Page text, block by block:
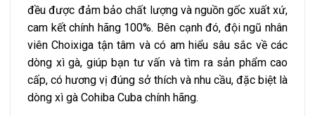
đều được đảm bảo chất lượng và nguồn gốc xuất xứ,
cam kết chính hãng 100%. Bên cạnh đó, đội ngũ nhân
viên Choixiga tận tâm và có am hiểu sâu sắc về các
dòng xì gà, giúp bạn tư vấn và tìm ra sản phẩm cao
cấp, có hương vị đúng sở thích và nhu cầu, đặc biệt là
dòng xì gà Cohiba Cuba chính hãng.